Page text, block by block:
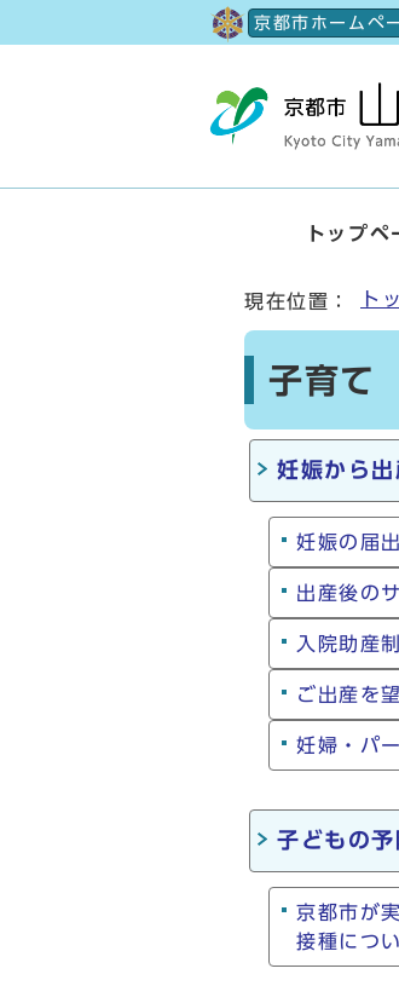
京都市ホームペ
トップペ
現在位置： ト
子育て
妊娠から
妊娠の届出
出産後の
入院助産
ご出産を
妊婦・パ
子どもの予
京都市が
接種につ